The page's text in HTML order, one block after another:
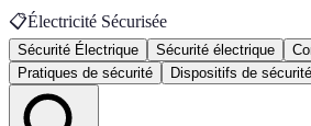
📋Électricité Sécurisée
Sécurité Électrique Sécurité électrique
Pratiques de sécurité
Dispositifs de sécurité